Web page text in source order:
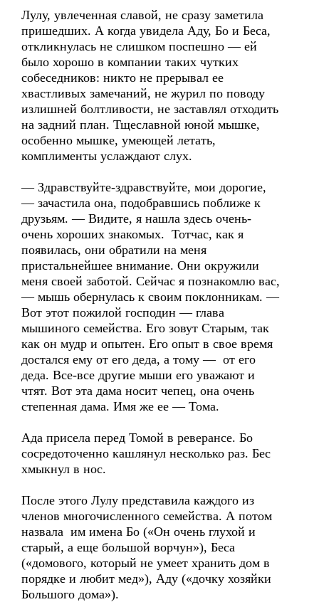
Лулу, увлеченная славой, не сразу заметила
пришедших. А когда увидела Аду, Бо и Беса,
откликнулась не слишком поспешно — ей
было хорошо в компании таких чутких
собеседников: никто не прерывал ее
хвастливых замечаний, не журил по поводу
излишней болтливости, не заставлял отходить
на задний план. Тщеславной юной мышке,
особенно мышке, умеющей летать,
комплименты услаждают слух.
— Здравствуйте-здравствуйте, мои дорогие,
— зачастила она, подобравшись поближе к
друзьям. — Видите, я нашла здесь очень-
очень хороших знакомых. Тотчас, как я
появилась, они обратили на меня
пристальнейшее внимание. Они окружили
меня своей заботой. Сейчас я познакомлю вас,
— мышь обернулась к своим поклонникам. —
Вот этот пожилой господин — глава
мышиного семейства. Его зовут Старым, так
как он мудр и опытен. Его опыт в свое время
достался ему от его деда, а тому — от его
деда. Все-все другие мыши его уважают и
чтят. Вот эта дама носит чепец, она очень
степенная дама. Имя же ее — Тома.
Ада присела перед Томой в реверансе. Бо
сосредоточенно кашлянул несколько раз. Бес
хмыкнул в нос.
После этого Лулу представила каждого из
членов многочисленного семейства. А потом
назвала им имена Бо («Он очень глухой и
старый, а еще большой ворчун»), Беса
(«домового, который не умеет хранить дом в
порядке и любит мед»), Аду («дочку хозяйки
Большого дома»).